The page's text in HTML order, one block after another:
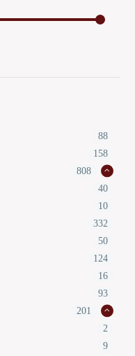
88
158
808
40
10
332
50
124
16
93
201
2
9